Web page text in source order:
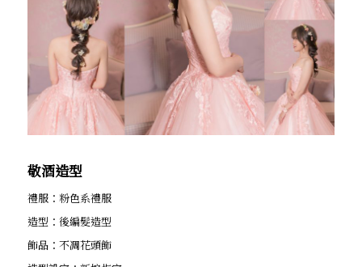
敬酒造型
禮服：粉色系禮服
造型：後編髮造型
飾品：不凋花頭飾